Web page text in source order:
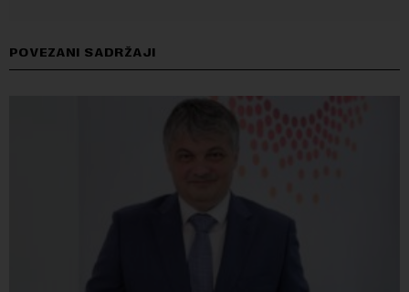
POVEZANI SADRŽAJI